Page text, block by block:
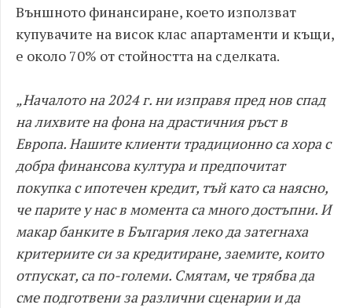
Външното финансиране, което използват
купувачите на висок клас апартаменти и къщи,
е около 70% от стойността на сделката.
„Началото на 2024 г. ни изправя пред нов спад
на лихвите на фона на драстичния ръст в
Европа. Нашите клиенти традиционно са хора с
добра финансова култура и предпочитат
покупка с ипотечен кредит, тъй като са наясно,
че парите у нас в момента са много достъпни. И
макар банките в България леко да затегнаха
критериите си за кредитиране, заемите, които
отпускат, са по-големи. Смятам, че трябва да
сме подготвени за различни сценарии и да